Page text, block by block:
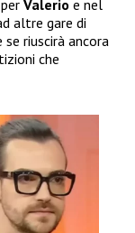
Valerio e nel
altre gare di
se riuscirà ancora
che